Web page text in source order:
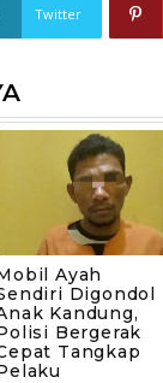
Twitter
Ayah
Digondol
Kandung,
Bergerak
Tangkap